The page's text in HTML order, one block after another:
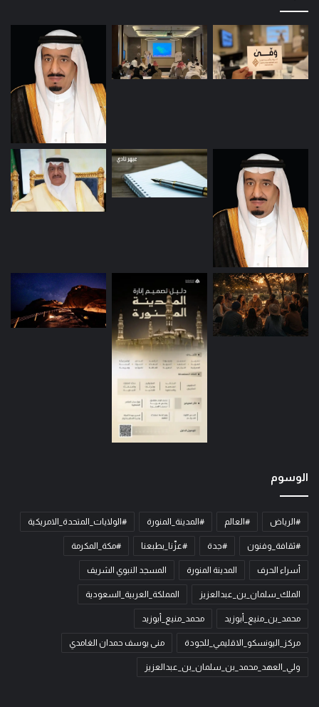
الوسوم
#الرياض #العالم #المدينة_المنورة #الولايات_المتحدة_الامريكية
#ثقافة_وفنون #جدة #عزّنا_بطبعنا #مكة_المكرمة
أسراء الحرف المدينة المنورة المسجد النبوي الشريف
الملك_سلمان_بن_عبدالعزيز المملكة_العربية_السعودية
محمد_بن_منيع_أبوزيد محمد_منيع_أبوزيد
مركز_اليونسكو_الاقليمي_للجودة منى يوسف حمدان الغامدي
ولي_العهد_محمد_بن_سلمان_بن_عبدالعزيز